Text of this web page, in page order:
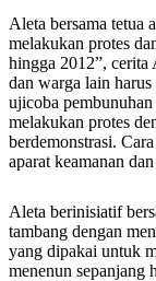
Aleta bersama tetua
melakukan protes
hingga 2012”, cerita
dan warga lain
ujicoba
melakukan protes
berdemonstrasi.
aparat keamanan
Aleta berinisiatif
tambang dengan
yang dipakai untuk
menenun sepanjang